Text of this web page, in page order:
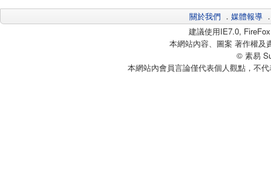
關於我們 ． 媒體報導
建議使用IE7.0,
本網站內容、圖案 著作權及
© 素易
本網站內會員言論僅代表個人觀點，不